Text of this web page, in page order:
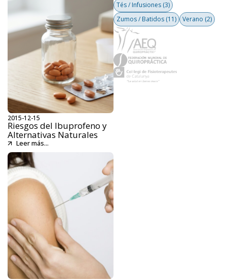
2015-12-15
Riesgos del Ibuprofeno y
Alternativas Naturales
Leer más...
Tés / Infusiones (3)
Zumos / Batidos (11) Verano (2)